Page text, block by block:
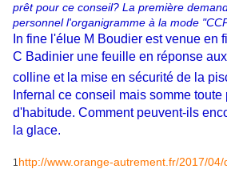
prêt pour ce conseil? La première
personnel l'organigramme à la mode
In fine l'élue M Boudier est venue en
C Badinier une feuille en réponse
colline et la mise en sécurité de la
Infernal ce conseil mais somme
d'habitude. Comment peuvent-ils
la glace.
1 http://www.orange-autrement.fr/2017/